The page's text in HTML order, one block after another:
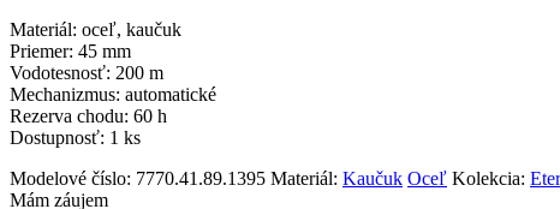
Materiál: oceľ, kaučuk
Priemer: 45 mm
Vodotesnosť: 200 m
Mechanizmus: automatické
Rezerva chodu: 60 h
Dostupnosť: 1 ks
Modelové číslo: 7770.41.89.1395 Materiál: Kaučuk Oceľ Kolekcia:
Mám záujem